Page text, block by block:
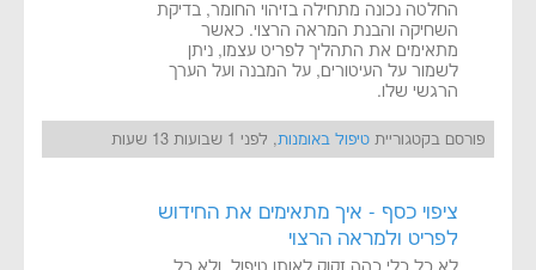
החלטה נכונה מתחילה בזיהוי החומר, בדיקת
השחיקה והבנת המראה הרצוי. כאשר
מתאימים את התהליך לפריט עצמו, ניתן
לשמור על העיטורים, על המבנה ועל הערך
הרגשי שלו.
פורסם בקטגוריית טיפול באומנות, לפני 1 שבועות 13 שעות
ציפוי כסף - איך מתאימים את החידוש
לפריט ולמראה הרצוי